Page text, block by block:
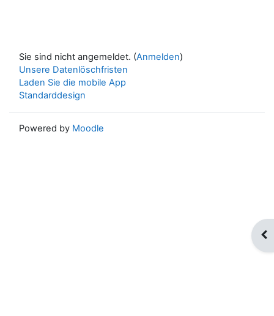
Sie sind nicht angemeldet. (Anmelden)
Unsere Datenlöschfristen
Laden Sie die mobile App
Standarddesign
Powered by Moodle